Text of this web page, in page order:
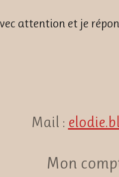
attention et je
Mail :
Mon